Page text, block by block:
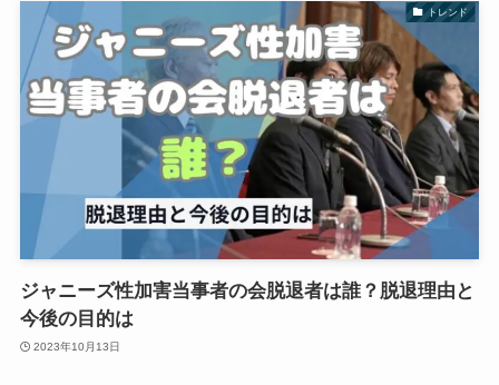
トレンド
ジャニーズ性加害当事者の会脱退者は誰？脱退理由と
今後の目的は
2023年10月13日